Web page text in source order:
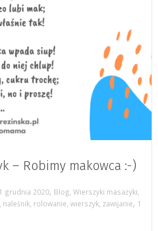
– Robimy makowca :-)
grudnia 2020, Blog Wierszyki masażyki
naleśnik rolowanie wierszyk zawijanie, 1